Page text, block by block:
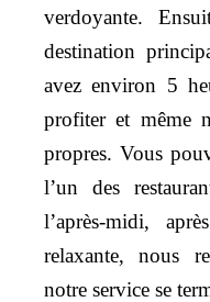
verdoyante.
destination
avez environ 5
profiter et même
propres. Vous
l’un des
l’après-midi,
relaxante, nous
notre service se